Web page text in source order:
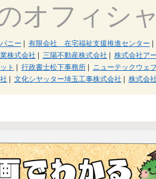
オフィシ
ニー 有限会社 在宅福祉支援推進センター
株式会社 三陽不動産株式会社
株式会社ア
ト
行政書士松下事務所|
ニューテックウェ
文化シヤッター埼玉工事株式会社 株式会